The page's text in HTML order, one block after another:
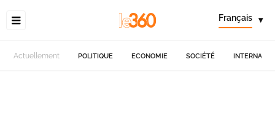
Français ▾
Actuellement POLITIQUE ECONOMIE SOCIÉTÉ